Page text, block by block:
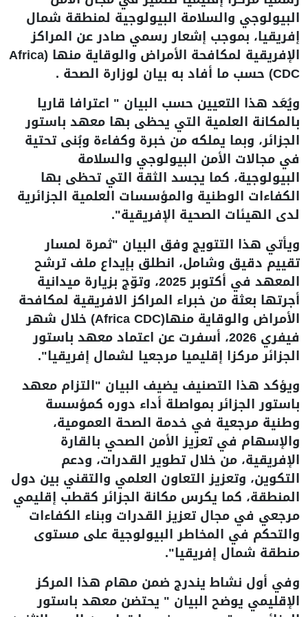
البيولوجي والسلامة البيولوجية لمنطقة شمال
إفريقيا، بموجب إشعار رسمي صادر عن المراكز
الإفريقية لمكافحة الأمراض والوقاية منها (Africa
CDC) حسب ما أفاد به بيان لوزارة الصحة .
ويُعَد هذا التعيين حسب البيان " اعترافا قاريا
بالمكانة العلمية التي يحظى بها معهد باستور
الجزائر، وبما يملكه من خبرة وكفاءة وبُنى تحتية
في مجالات الأمن البيولوجي والسلامة
البيولوجية، كما يجسد الثقة التي تحظى بها
الكفاءات الوطنية والمؤسسات العلمية الجزائرية
لدى الهيئات الصحية الإفريقية".
ويأتي هذا التتويج وفق البيان "ثمرة لمسار
تقييم دقيق وشامل، انطلق بإيداع ملف ترشح
المعهد في أكتوبر 2025، وتوّج بزيارة ميدانية
أجرتها بعثة من خبراء المراكز الافريقية لمكافحة
الأمراض والوقاية منها(Africa CDC) خلال شهر
فيفري 2026، أسفرت عن اعتماد معهد باستور
الجزائر مركزا إقليميا مرجعيا لشمال إفريقيا".
ويؤكد هذا التصنيف يضيف البيان "التزام معهد
باستور الجزائر بمواصلة أداء دوره كمؤسسة
وطنية مرجعية في خدمة الصحة العمومية،
والإسهام في تعزيز الأمن الصحي بالقارة
الإفريقية، من خلال تطوير القدرات، ودعم
التكوين، وتعزيز التعاون العلمي والتقني بين دول
المنطقة، كما يكرس مكانة الجزائر كقطب إقليمي
مرجعي في مجال تعزيز القدرات وبناء الكفاءات
والتحكم في المخاطر البيولوجية على مستوى
منطقة شمال إفريقيا".
وفي أول نشاط يندرج ضمن مهام هذا المركز
الإقليمي يوضح البيان " يحتضن معهد باستور